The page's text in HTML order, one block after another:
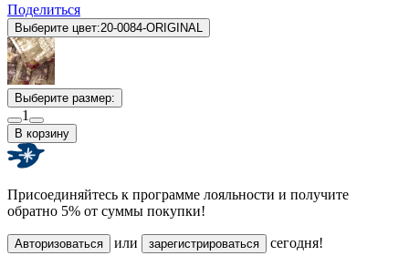
Поделиться
Выберите цвет:20-0084-ORIGINAL
Выберите размер:
1
В корзину
Присоединяйтесь к программе лояльности и получите
обратно 5% от суммы покупки!
Авторизоваться или зарегистрироваться сегодня!